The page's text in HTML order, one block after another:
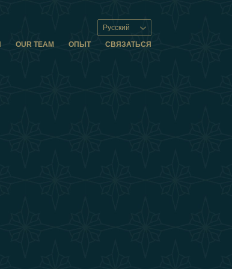
Русский
OUR TEAM ОПЫТ СВЯЗАТЬСЯ